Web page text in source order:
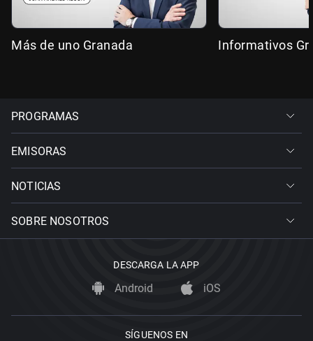
Más de uno Granada Informativos
PROGRAMAS
EMISORAS
NOTICIAS
SOBRE NOSOTROS
DESCARGA LA APP
Android iOS
SÍGUENOS EN